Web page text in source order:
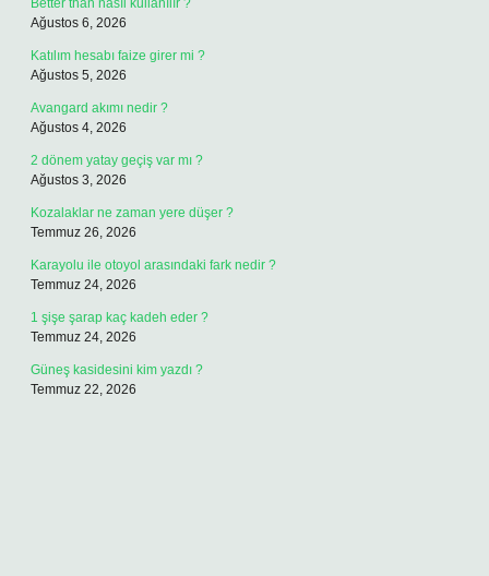
Better than nasıl kullanılır ?
Ağustos 6, 2026
Katılım hesabı faize girer mi ?
Ağustos 5, 2026
Avangard akımı nedir ?
Ağustos 4, 2026
2 dönem yatay geçiş var mı ?
Ağustos 3, 2026
Kozalaklar ne zaman yere düşer ?
Temmuz 26, 2026
Karayolu ile otoyol arasındaki fark nedir ?
Temmuz 24, 2026
1 şişe şarap kaç kadeh eder ?
Temmuz 24, 2026
Güneş kasidesini kim yazdı ?
Temmuz 22, 2026